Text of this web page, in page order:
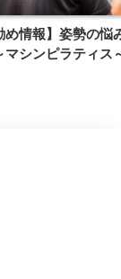
め情報】姿勢の悩
マシンピラティス